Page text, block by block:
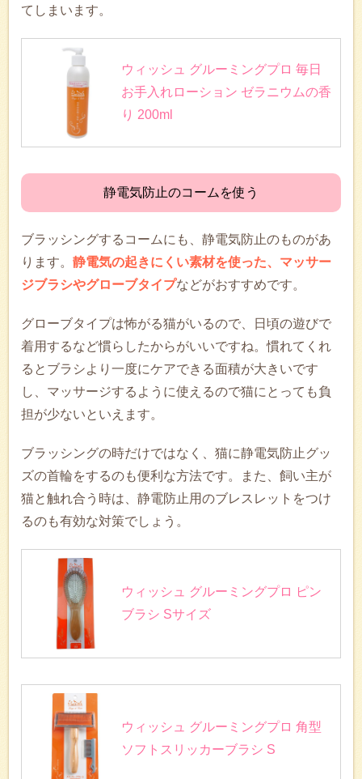
てしまいます。
ウィッシュ グルーミングプロ 毎日
お手入れローション ゼラニウムの香
り 200ml
静電気防止のコームを使う
ブラッシングするコームにも、静電気防止のものがあ
ります。 静電気の起きにくい素材を使った、マッサー
ジブラシやグローブタイプなどがおすすめです。
グローブタイプは怖がる猫がいるので、日頃の遊びで
着用するなど慣らしたからがいいですね。慣れてくれ
るとブラシより一度にケアできる面積が大きいです
し、マッサージするように使えるので猫にとっても負
担が少ないといえます。
ブラッシングの時だけではなく、猫に静電気防止グッ
ズの首輪をするのも便利な方法です。また、飼い主が
猫と触れ合う時は、静電防止用のブレスレットをつけ
るのも有効な対策でしょう。
ウィッシュ グルーミングプロ ピン
ブラシ Sサイズ
ウィッシュ グルーミングプロ 角型
ソフトスリッカーブラシ S